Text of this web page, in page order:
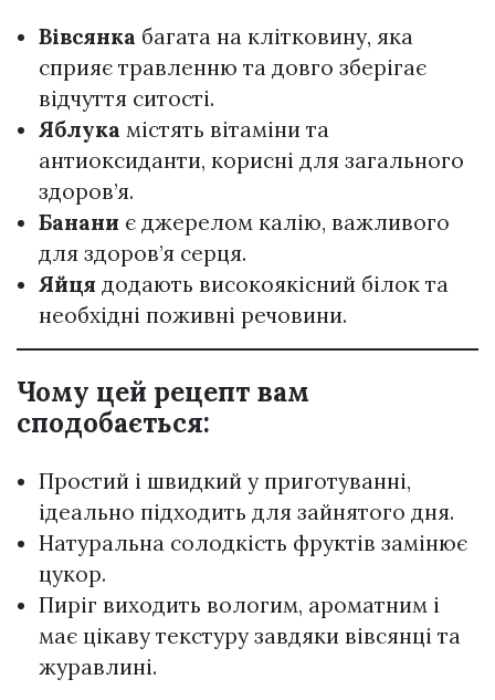
Вівсянка багата на клітковину, яка
сприяє травленню та довго зберігає
відчуття ситості.
Яблука містять вітаміни та
антиоксиданти, корисні для загального
здоров’я.
Банани є джерелом калію, важливого
для здоров’я серця.
Яйця додають високоякісний білок та
необхідні поживні речовини.
Чому цей рецепт вам
сподобається:
Простий і швидкий у приготуванні,
ідеально підходить для зайнятого дня.
Натуральна солодкість фруктів замінює
цукор.
Пиріг виходить вологим, ароматним і
має цікаву текстуру завдяки вівсянці та
журавлині.